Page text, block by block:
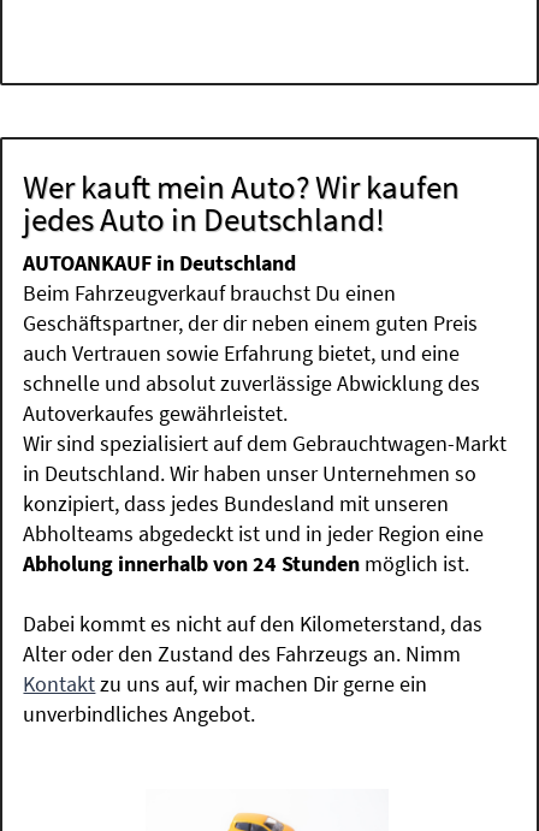
Wer kauft mein Auto? Wir kaufen
jedes Auto in Deutschland!
AUTOANKAUF in Deutschland
Beim Fahrzeugverkauf brauchst Du einen
Geschäftspartner, der dir neben einem guten Preis
auch Vertrauen sowie Erfahrung bietet, und eine
schnelle und absolut zuverlässige Abwicklung des
Autoverkaufes gewährleistet.
Wir sind spezialisiert auf dem Gebrauchtwagen-Markt
in Deutschland. Wir haben unser Unternehmen so
konzipiert, dass jedes Bundesland mit unseren
Abholteams abgedeckt ist und in jeder Region eine
Abholung innerhalb von 24 Stunden möglich ist.
Dabei kommt es nicht auf den Kilometerstand, das
Alter oder den Zustand des Fahrzeugs an. Nimm
Kontaktzu uns auf, wir machen Dir gerne ein
unverbindliches Angebot.